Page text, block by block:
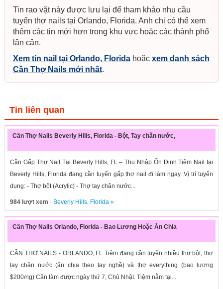
Tin rao vặt này được lưu lại để tham khảo nhu cầu
tuyển thợ nails tại Orlando, Florida. Anh chị có thể xem
thêm các tin mới hơn trong khu vực hoặc các thành phố
lân cận.
Xem tin nail tại Orlando, Floridahoặc xem danh sách
Cần Thợ Nails mới nhất.
Tin liên quan
Cần Thợ Nails Beverly Hills, Florida - Bột, Tay chân nước,
Cần Gấp Thợ Nail Tại Beverly Hills, FL – Thu Nhập Ổn Định Tiệm Nail tại
Beverly Hills, Florida đang cần tuyển gấp thợ nail đi làm ngay. Vị trí tuyển
dụng: - Thợ bột (Acrylic) - Thợ tay chân nước...
984 lượt xem · Beverly Hills, Florida»
Cần Thợ Nails Orlando, Florida - Bao Lương Hoặc Ăn Chia
CẦN THỢ NAILS - ORLANDO, FL Tiệm đang cần tuyển nhiều thợ bột, thợ
tay chân nước (ăn chia theo tay nghề) và thợ everything (bao lương
$200/ng) Cần làm được ngày thứ 7, Chủ Nhật. Tiệm nằm tại...